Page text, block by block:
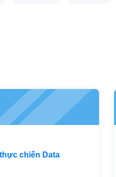
chiến Data